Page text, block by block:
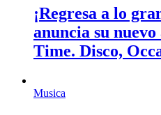
¡Regresa a lo
anuncia su
Time. Disco,
Musica